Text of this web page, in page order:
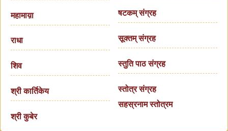
महामाय़ा
राधा
शिव
श्री कार्तिकेय
श्री कुबेर
षटकम् संग्रह
सूक्तम् संग्रह
स्तुति पाठ संग्रह
स्तोत्र संग्रह
सहस्रनाम स्तोत्रम